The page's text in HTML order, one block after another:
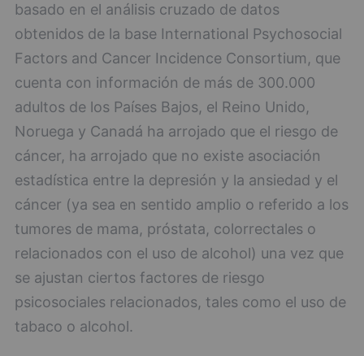
basado en el análisis cruzado de datos
obtenidos de la base International Psychosocial
Factors and Cancer Incidence Consortium, que
cuenta con información de más de 300.000
adultos de los Países Bajos, el Reino Unido,
Noruega y Canadá ha arrojado que el riesgo de
cáncer, ha arrojado que no existe asociación
estadística entre la depresión y la ansiedad y el
cáncer (ya sea en sentido amplio o referido a los
tumores de mama, próstata, colorrectales o
relacionados con el uso de alcohol) una vez que
se ajustan ciertos factores de riesgo
psicosociales relacionados, tales como el uso de
tabaco o alcohol.